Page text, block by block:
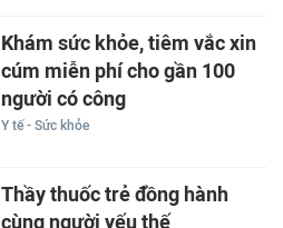
Khám sức khỏe, tiêm vắc xin
cúm miễn phí cho gần 100
người có công
Y tế - Sức khỏe
Thầy thuốc trẻ đồng hành
cùng người yếu thế